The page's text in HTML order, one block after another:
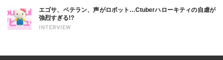
INTERVIEW
エゴサ、ベテラン、声がロボット…Ctuberハローキティの自虐が
強烈すぎる!?